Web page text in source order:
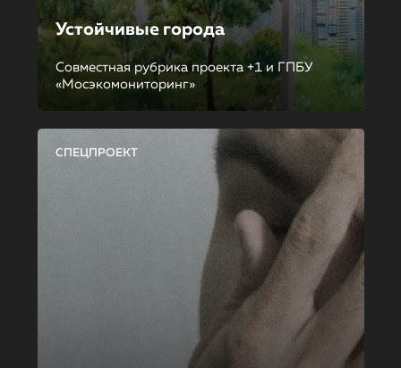
Устойчивые города
Совместная рубрика проекта +1 и ГПБУ
«Мосэкомониторинг»
СПЕЦПРОЕКТ